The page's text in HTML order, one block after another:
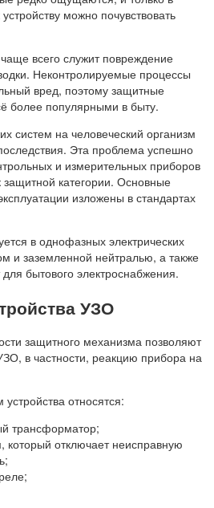
можно почувствовать
всего служит повреждение
Неконтролируемые процессы
вред, поэтому защитные
более популярными в быту.
систем на человеческий организм
Эта проблема успешно
и измерительных приборов
категории. Основные
изложены в стандартах
в однофазных электрических
и заземленной нейтралью, а также
бытового электроснабжения.
УЗО
защитного механизма позволяют
в частности, реакцию прибора на
относятся:
трансформатор;
который отключает неисправную